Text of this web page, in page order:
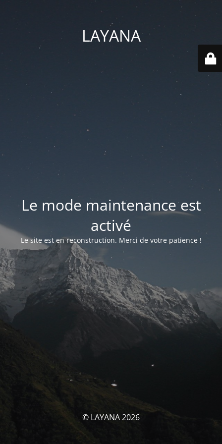
LAYANA
Le mode maintenance est
activé
Le site est en reconstruction. Merci de votre patience !
© LAYANA 2026